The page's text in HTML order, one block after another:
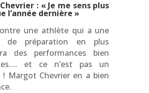
: « Je me sens plus
l’année dernière »
une athlète qui a une
de préparation en plus
des performances bien
et ce n’est pas un
Margot Chevrier en a bien